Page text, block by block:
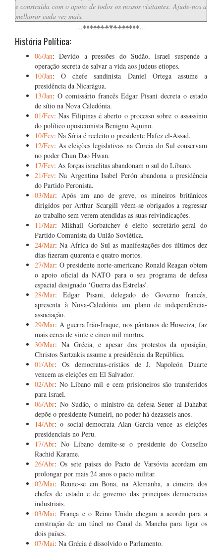
e construída com o apoio de todos os nossos visitantes. Ajude-nos a
melhorar cada vez mais.
…♦♦♦♠♠♣♣♥♣♣♠♠♦♦♦…
História Política:
06/Jan: Devido a pressões do Sudão, Israel suspende a
operação secreta de salvar a vida aos judeus etíopes.
10/Jan: O chefe sandinista Daniel Ortega assume a
presidência da Nicarágua.
13/Jan: O comissário francês Edgar Pisani decreta o estado
de sítio na Nova Caledónia.
01/Fev: Nas Filipinas é aberto o processo sobre o assassínio
do político oposicionista Benigno Aquino.
10/Fev: Na Síria é reeleito o presidente Hafez el-Assad.
12/Fev: As eleições legislativas na Coreia do Sul conservam
no poder Chun Dao Hwan.
17/Fev: As forças israelitas abandonam o sul do Líbano.
21/Fev: Na Argentina Isabel Perón abandona a presidência
do Partido Peronista.
03/Mar: Após um ano de greve, os mineiros britânicos
dirigidos por Arthur Scargill vêem-se obrigados a regressar
ao trabalho sem verem atendidas as suas reivindicações.
11/Mar: Mikhail Gorbatchev é eleito secretário-geral do
Partido Comunista da União Soviética.
24/Mar: Na África do Sul as manifestações dos últimos dez
dias fizeram quarenta e quatro mortos.
27/Mar: O presidente norte-americano Ronald Reagan obtem
o apoio oficial da NATO para o seu programa de defesa
espacial designado ‘Guerra das Estrelas’.
28/Mar: Edgar Pisani, delegado do Governo francês,
apresenta à Nova-Caledónia um plano de independência-
associação.
29/Mar: A guerra Irão-Iraque, nos pântanos de Howeiza, faz
mais cerca de vinte e cinco mil mortos.
30/Mar: Na Grécia, e apesar dos protestos da oposição,
Christos Sartzakis assume a presidência da República.
01/Abr: Os democratas-cristãos de J. Napoleón Duarte
vencem as eleições em El Salvador.
02/Abr: No Líbano mil e cem prisioneiros são transferidos
para Israel.
06/Abr: No Sudão, o ministro da defesa Seuer al-Dahabat
depõe o presidente Numeiri, no poder há dezasseis anos.
14/Abr: o social-democrata Alan García vence as eleições
presidenciais no Peru.
17/Abr: No Líbano demite-se o presidente do Conselho
Rachid Karame.
26/Abr: Os sete países do Pacto de Varsóvia acordam em
prolongar por mais 24 anos o pacto militar.
02/Mai: Reune-se em Bona, na Alemanha, a cimeira dos
chefes de estado e de governo das principais democracias
industriais.
03/Mai: França e o Reino Unido chegam a acordo para a
construção de um túnel no Canal da Mancha para ligar os
dois países.
07/Mai: Na Grécia é dissolvido o Parlamento.